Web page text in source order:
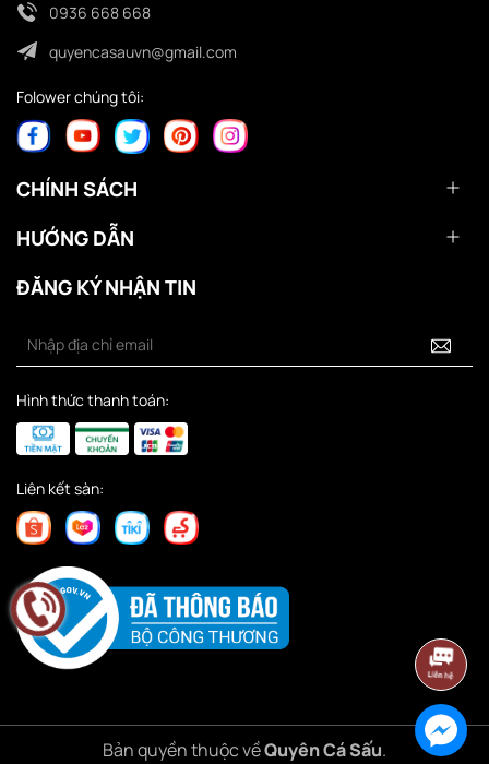
0936 668 668
quyencasauvn@gmail.com
Folower chúng tôi:
CHÍNH SÁCH
HƯỚNG DẪN
ĐĂNG KÝ NHẬN TIN
Hình thức thanh toán:
Liên kết sàn:
Bản quyền thuộc vềQuyên Cá Sấu.